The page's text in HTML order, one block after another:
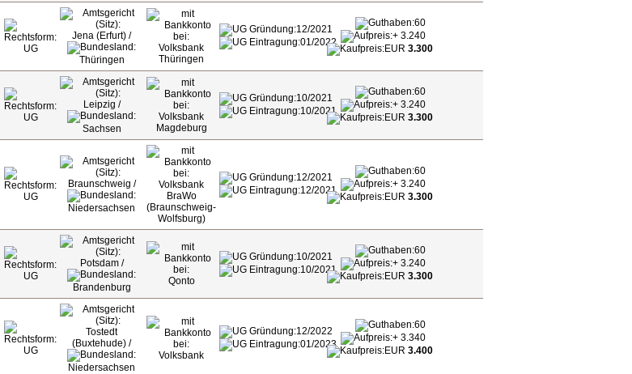
UG
Jena (Erfurt) /
Thüringen
Volksbank
Thüringen
12/2021
01/2022
60
+ 3.240
EUR3.300
UG
Leipzig /
Sachsen
Volksbank
Magdeburg
10/2021
10/2021
60
+ 3.240
EUR3.300
UG
Braunschweig /
Niedersachsen
Volksbank
BraWo
(Braunschweig-
Wolfsburg)
12/2021
12/2021
60
+ 3.240
EUR3.300
UG
Potsdam /
Brandenburg
Qonto
10/2021
10/2021
60
+ 3.240
EUR3.300
UG
Tostedt
(Buxtehude) /
Niedersachsen
Volksbank
12/2022
01/2023
60
+ 3.340
EUR3.400